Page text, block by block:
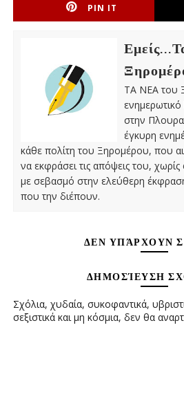
PIN IT
ΤΑ ΝΕΑ του
στην
έγκυρη
κάθε πολίτη του Ξηρομέρου, που
να εκφράσει τις απόψεις του,
με σεβασμό στην ελεύθερη
που την διέπουν.
ΔΕΝ ΥΠΆΡΧΟΥΝ
ΔΗΜΟΣΊΕΥΣΗ
Σχόλια, χυδαία, συκοφαντικά,
σεξιστικά και μη κόσμια, δεν θα